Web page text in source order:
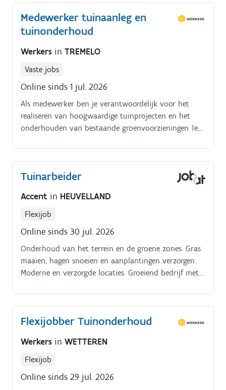
zal je onderhoud doen van de tuinen, vooral hagen
scheren - dit voor 2 dagen in de week.
Medewerker tuinaanleg en
tuinonderhoud
Werkers in TREMELO
Vaste jobs
Online sinds 1 jul. 2026
Als medewerker ben je verantwoordelijk voor het
realiseren van hoogwaardige tuinprojecten en het
onderhouden van bestaande groenvoorzieningen Je
tuinen, inclusief beplanting, bestrating, en andere
elementen volgens ontwerpspecificaties Onderhouden
van tuinen door middel van snoeien, maaien,
hovenierswerkzaamheden zoals het plaatsen van
schuttingen, aanleggen van vijvers, en installeren van
tuinonderhoud en plantkeuze Zorgdragen voor een
opgeruimde en veilige werkomgeving op de
projectlocaties Rapporteren aan de Tuinaanleg en -
onderhoud Manager en samenwerken met collega's
Tuinarbeider
Accent in HEUVELLAND
Flexijob
Online sinds 30 jul. 2026
Onderhoud van het terrein en de groene zones. Gras
maaien, hagen snoeien en aanplantingen verzorgen.
Moderne en verzorgde locaties. Groeiend bedrijf met
Flexijobber Tuinonderhoud
Werkers in WETTEREN
Flexijob
Online sinds 29 jul. 2026